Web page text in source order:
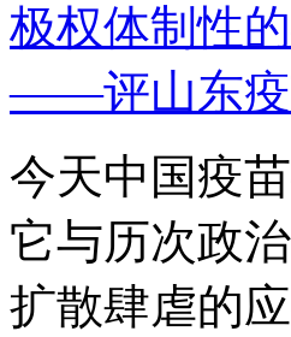
极权体制性
——评山东疫
今天中国疫
它与历次政
扩散肆虐的